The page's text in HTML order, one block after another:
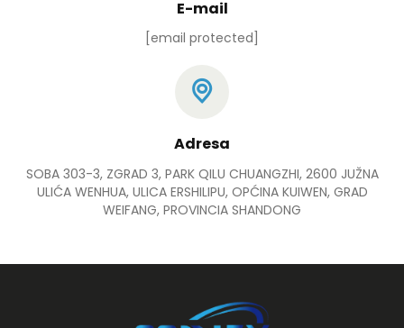
E-mail
[email protected]
Adresa
SOBA 303-3, ZGRAD 3, PARK QILU CHUANGZHI, 2600 JUŽNA
ULIĆA WENHUA, ULICA ERSHILIPU, OPĆINA KUIWEN, GRAD
WEIFANG, PROVINCIA SHANDONG